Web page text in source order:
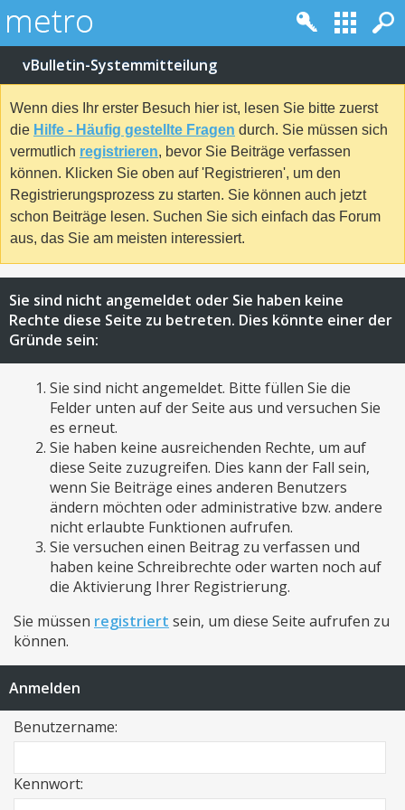
vBulletin-Systemmitteilung
Wenn dies Ihr erster Besuch hier ist, lesen Sie bitte zuerst
die Hilfe - Häufig gestellte Fragen durch. Sie müssen sich
vermutlich registrieren, bevor Sie Beiträge verfassen
können. Klicken Sie oben auf 'Registrieren', um den
Registrierungsprozess zu starten. Sie können auch jetzt
schon Beiträge lesen. Suchen Sie sich einfach das Forum
aus, das Sie am meisten interessiert.
Sie sind nicht angemeldet oder Sie haben keine
Rechte diese Seite zu betreten. Dies könnte einer der
Gründe sein:
Sie sind nicht angemeldet. Bitte füllen Sie die
Felder unten auf der Seite aus und versuchen Sie
es erneut.
Sie haben keine ausreichenden Rechte, um auf
diese Seite zuzugreifen. Dies kann der Fall sein,
wenn Sie Beiträge eines anderen Benutzers
ändern möchten oder administrative bzw. andere
nicht erlaubte Funktionen aufrufen.
Sie versuchen einen Beitrag zu verfassen und
haben keine Schreibrechte oder warten noch auf
die Aktivierung Ihrer Registrierung.
Sie müssen registriert sein, um diese Seite aufrufen zu
können.
Anmelden
Benutzername:
Kennwort: